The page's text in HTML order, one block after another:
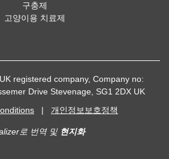
구충제
고양이용 치료제
registered company, Company no:
Drive Stevenage, SG1 2DX UK
| 개인정보보호정책
로 번역 및 현지화